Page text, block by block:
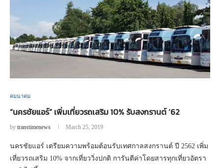
คมนาคม
“นครชัยแอร์” เพิ่มเที่ยวรถเสริม 10% รับสงกรานต์ ‘62
by transtimenews March 25, 2019
นครชัยแอร์ เตรียมความพร้อมต้อนรับเทศกาลสงกรานต์ ปี 2562 เพิ่ม
เที่ยวรถเสริม 10% จากเที่ยววิ่งปกติ การันตีค่าโดยสารทุกเที่ยวอัตรา